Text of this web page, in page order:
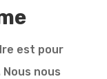
est pour
nous